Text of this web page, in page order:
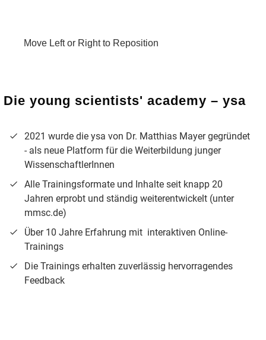
Move Left or Right to Reposition
Die young scientists' academy – ysa
2021 wurde die ysa von Dr. Matthias Mayer gegründet
- als neue Platform für die Weiterbildung junger
WissenschaftlerInnen
Alle Trainingsformate und Inhalte seit knapp 20
Jahren erprobt und ständig weiterentwickelt (unter
mmsc.de)
Über 10 Jahre Erfahrung mit interaktiven Online-
Trainings
Die Trainings erhalten zuverlässig hervorragendes
Feedback